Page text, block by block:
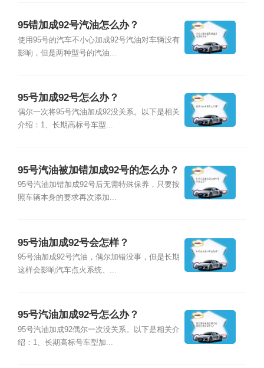
95错加成92号汽油怎么办？
使用95号的汽车不小心加成92号汽油对车辆没有
影响，但是两种型号的汽油...
95号加成92号怎么办？
偶尔一次将95号汽油加成92没关系。以下是相关
介绍：1、长期高标号车型...
95号汽油被加错加成92号的怎么办？
95号汽油加错加成92号后无需特殊保养，只要按
照车辆本身的要求再次添加...
95号油加成92号会怎样？
95号油加成92号汽油，偶尔加错没事，但是长期
这样会影响汽车点火系统、...
95号汽油加成92号怎么办？
95号汽油加成92偶尔一次没关系。以下是相关介
绍：1、长期高标号车型加...